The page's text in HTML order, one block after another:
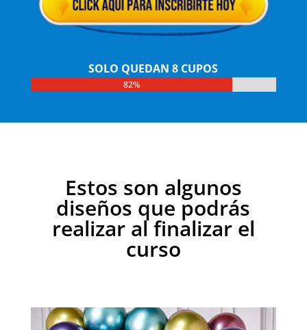
SOLO QUEDAN 8 CUPOS
82%
82%
Estos son algunos
diseños que podrás
realizar al finalizar el
curso